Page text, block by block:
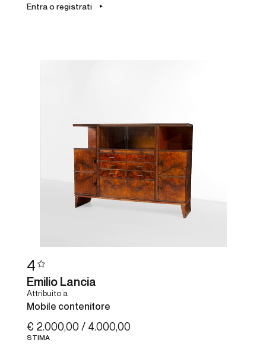
Entra o registrati
4
Emilio Lancia
Attribuito a
Mobile contenitore
€ 2.000,00 / 4.000,00
STIMA